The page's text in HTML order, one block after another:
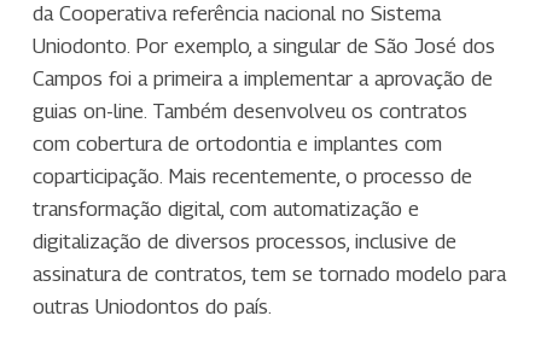
da Cooperativa referência nacional no Sistema
Uniodonto. Por exemplo, a singular de São José dos
Campos foi a primeira a implementar a aprovação de
guias on-line. Também desenvolveu os contratos
com cobertura de ortodontia e implantes com
coparticipação. Mais recentemente, o processo de
transformação digital, com automatização e
digitalização de diversos processos, inclusive de
assinatura de contratos, tem se tornado modelo para
outras Uniodontos do país.